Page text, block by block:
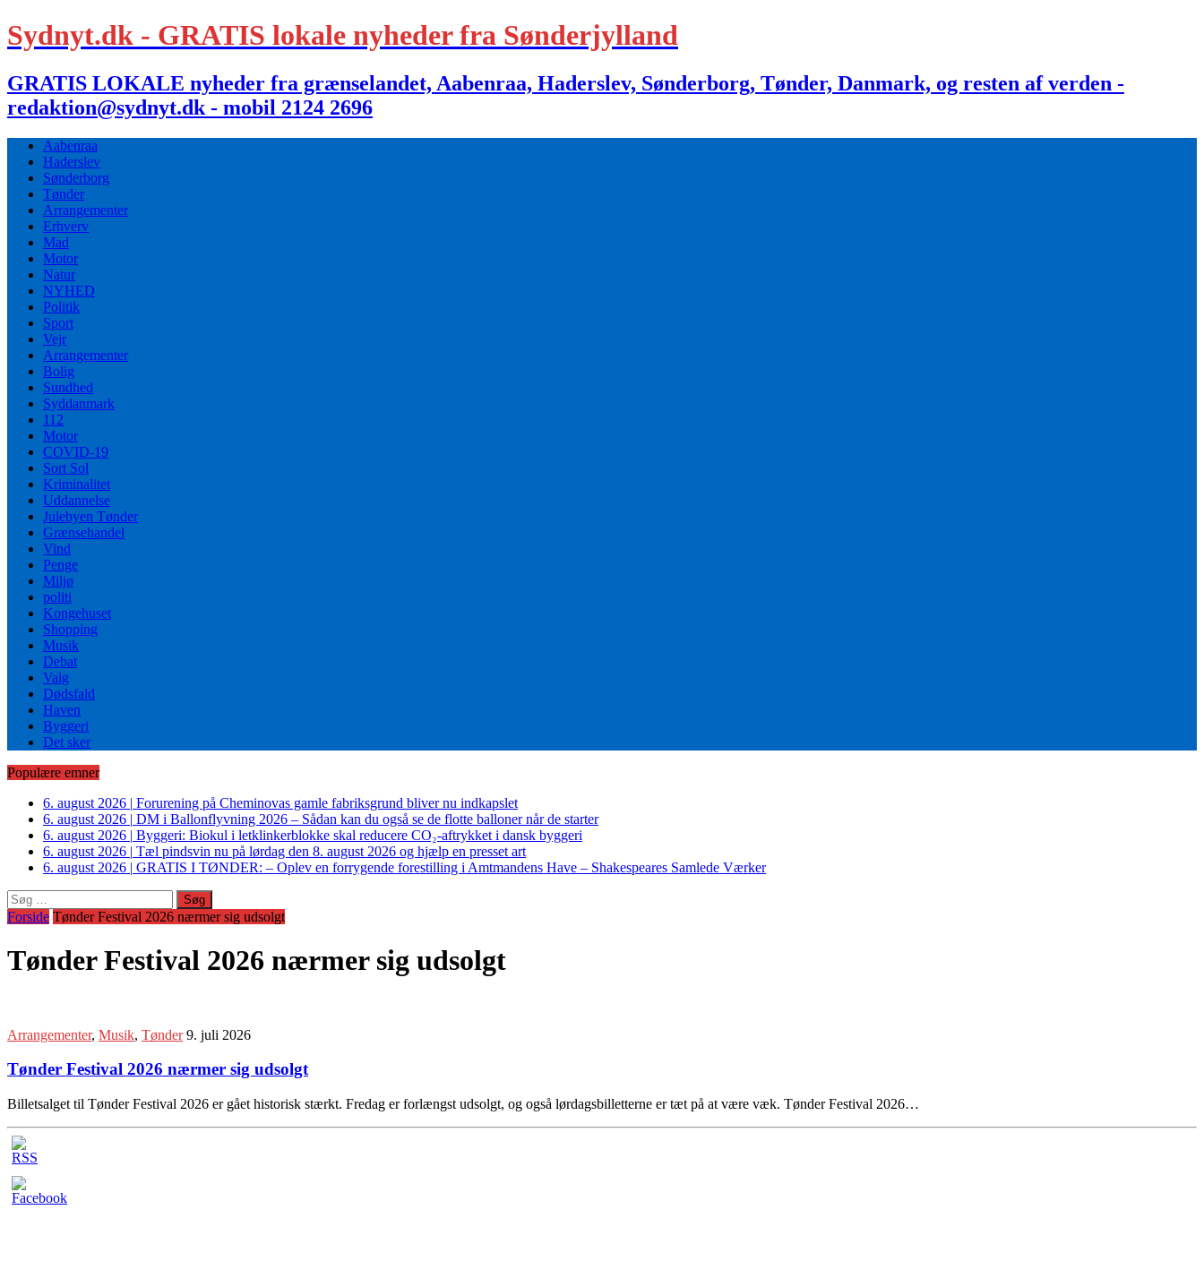
Sydnyt.dk - GRATIS lokale nyheder fra Sønderjylland
GRATIS LOKALE nyheder fra grænselandet, Aabenraa, Haderslev, Sønderborg, Tønder, Danmark, og resten af verden -
redaktion@sydnyt.dk - mobil 2124 2696
Aabenraa
Haderslev
Sønderborg
Tønder
Arrangementer
Erhverv
Mad
Motor
Natur
NYHED
Politik
Sport
Vejr
Arrangementer
Bolig
Sundhed
Syddanmark
112
Motor
COVID-19
Sort Sol
Kriminalitet
Uddannelse
Julebyen Tønder
Grænsehandel
Vind
Penge
Miljø
politi
Kongehuset
Shopping
Musik
Debat
Valg
Dødsfald
Haven
Byggeri
Det sker
Populære emner
6. august 2026 | Forurening på Cheminovas gamle fabriksgrund bliver nu indkapslet
6. august 2026 | DM i Ballonflyvning 2026 – Sådan kan du også se de flotte balloner når de starter
6. august 2026 | Byggeri: Biokul i letklinkerblokke skal reducere CO₂-aftrykket i dansk byggeri
6. august 2026 | Tæl pindsvin nu på lørdag den 8. august 2026 og hjælp en presset art
6. august 2026 | GRATIS I TØNDER: – Oplev en forrygende forestilling i Amtmandens Have – Shakespeares Samlede Værker
Søg
efter:
Forside Tønder Festival 2026 nærmer sig udsolgt
Tønder Festival 2026 nærmer sig udsolgt
Arrangementer, Musik, Tønder 9. juli 2026
Tønder Festival 2026 nærmer sig udsolgt
Billetsalget til Tønder Festival 2026 er gået historisk stærkt. Fredag er forlængst udsolgt, og også lørdagsbilletterne er tæt på at være væk. Tønder Festival 2026…